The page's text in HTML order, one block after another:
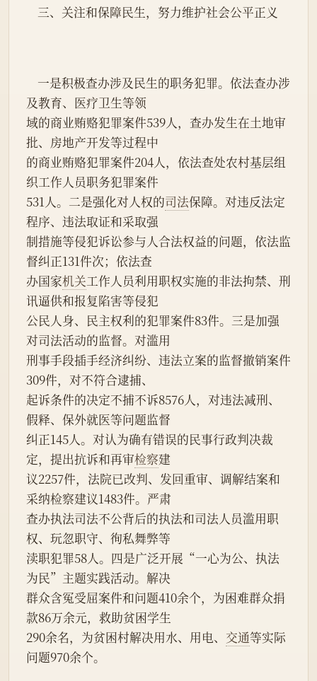
    三、关注和保障民生，努力维护社会公平正义
及教育、医疗卫生等领
域的商业贿赂犯罪案件539人，查办发生在土地审
批、房地产开发等过程中
的商业贿赂犯罪案件204人，依法查处农村基层组
织工作人员职务犯罪案件
531人。二是强化对人权的司法保障。对违反法定
程序、违法取证和采取强
制措施等侵犯诉讼参与人合法权益的问题，依法监
督纠正131件次；依法查
办国家机关工作人员利用职权实施的非法拘禁、刑
讯逼供和报复陷害等侵犯
公民人身、民主权利的犯罪案件83件。三是加强
对司法活动的监督。对滥用
刑事手段插手经济纠纷、违法立案的监督撤销案件
309件，对不符合逮捕、
起诉条件的决定不捕不诉8576人，对违法减刑、
假释、保外就医等问题监督
纠正145人。对认为确有错误的民事行政判决裁
定，提出抗诉和再审检察建
议2257件，法院已改判、发回重审、调解结案和
采纳检察建议1483件。严肃
查办执法司法不公背后的执法和司法人员滥用职
权、玩忽职守、徇私舞弊等
渎职犯罪58人。四是广泛开展“一心为公、执法
为民”主题实践活动。解决
群众含冤受屈案件和问题410余个，为困难群众捐
款86万余元，救助贫困学生
290余名，为贫困村解决用水、用电、 交通等实际
问题970余个。